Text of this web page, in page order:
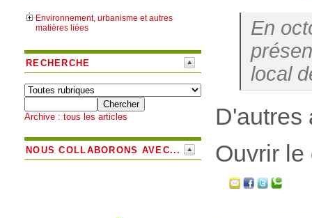
Environnement, urbanisme et autres
matières liées
RECHERCHE
Archive : tous les articles
NOUS COLLABORONS AVEC...
En
local
D'autres
Ouvrir le